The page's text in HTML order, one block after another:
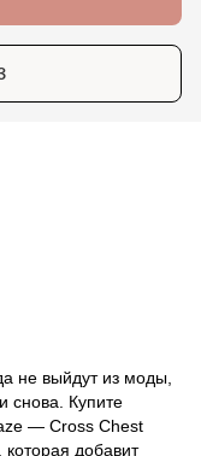
не выйдут из моды,
снова. Купите
— Cross Chest
добавит